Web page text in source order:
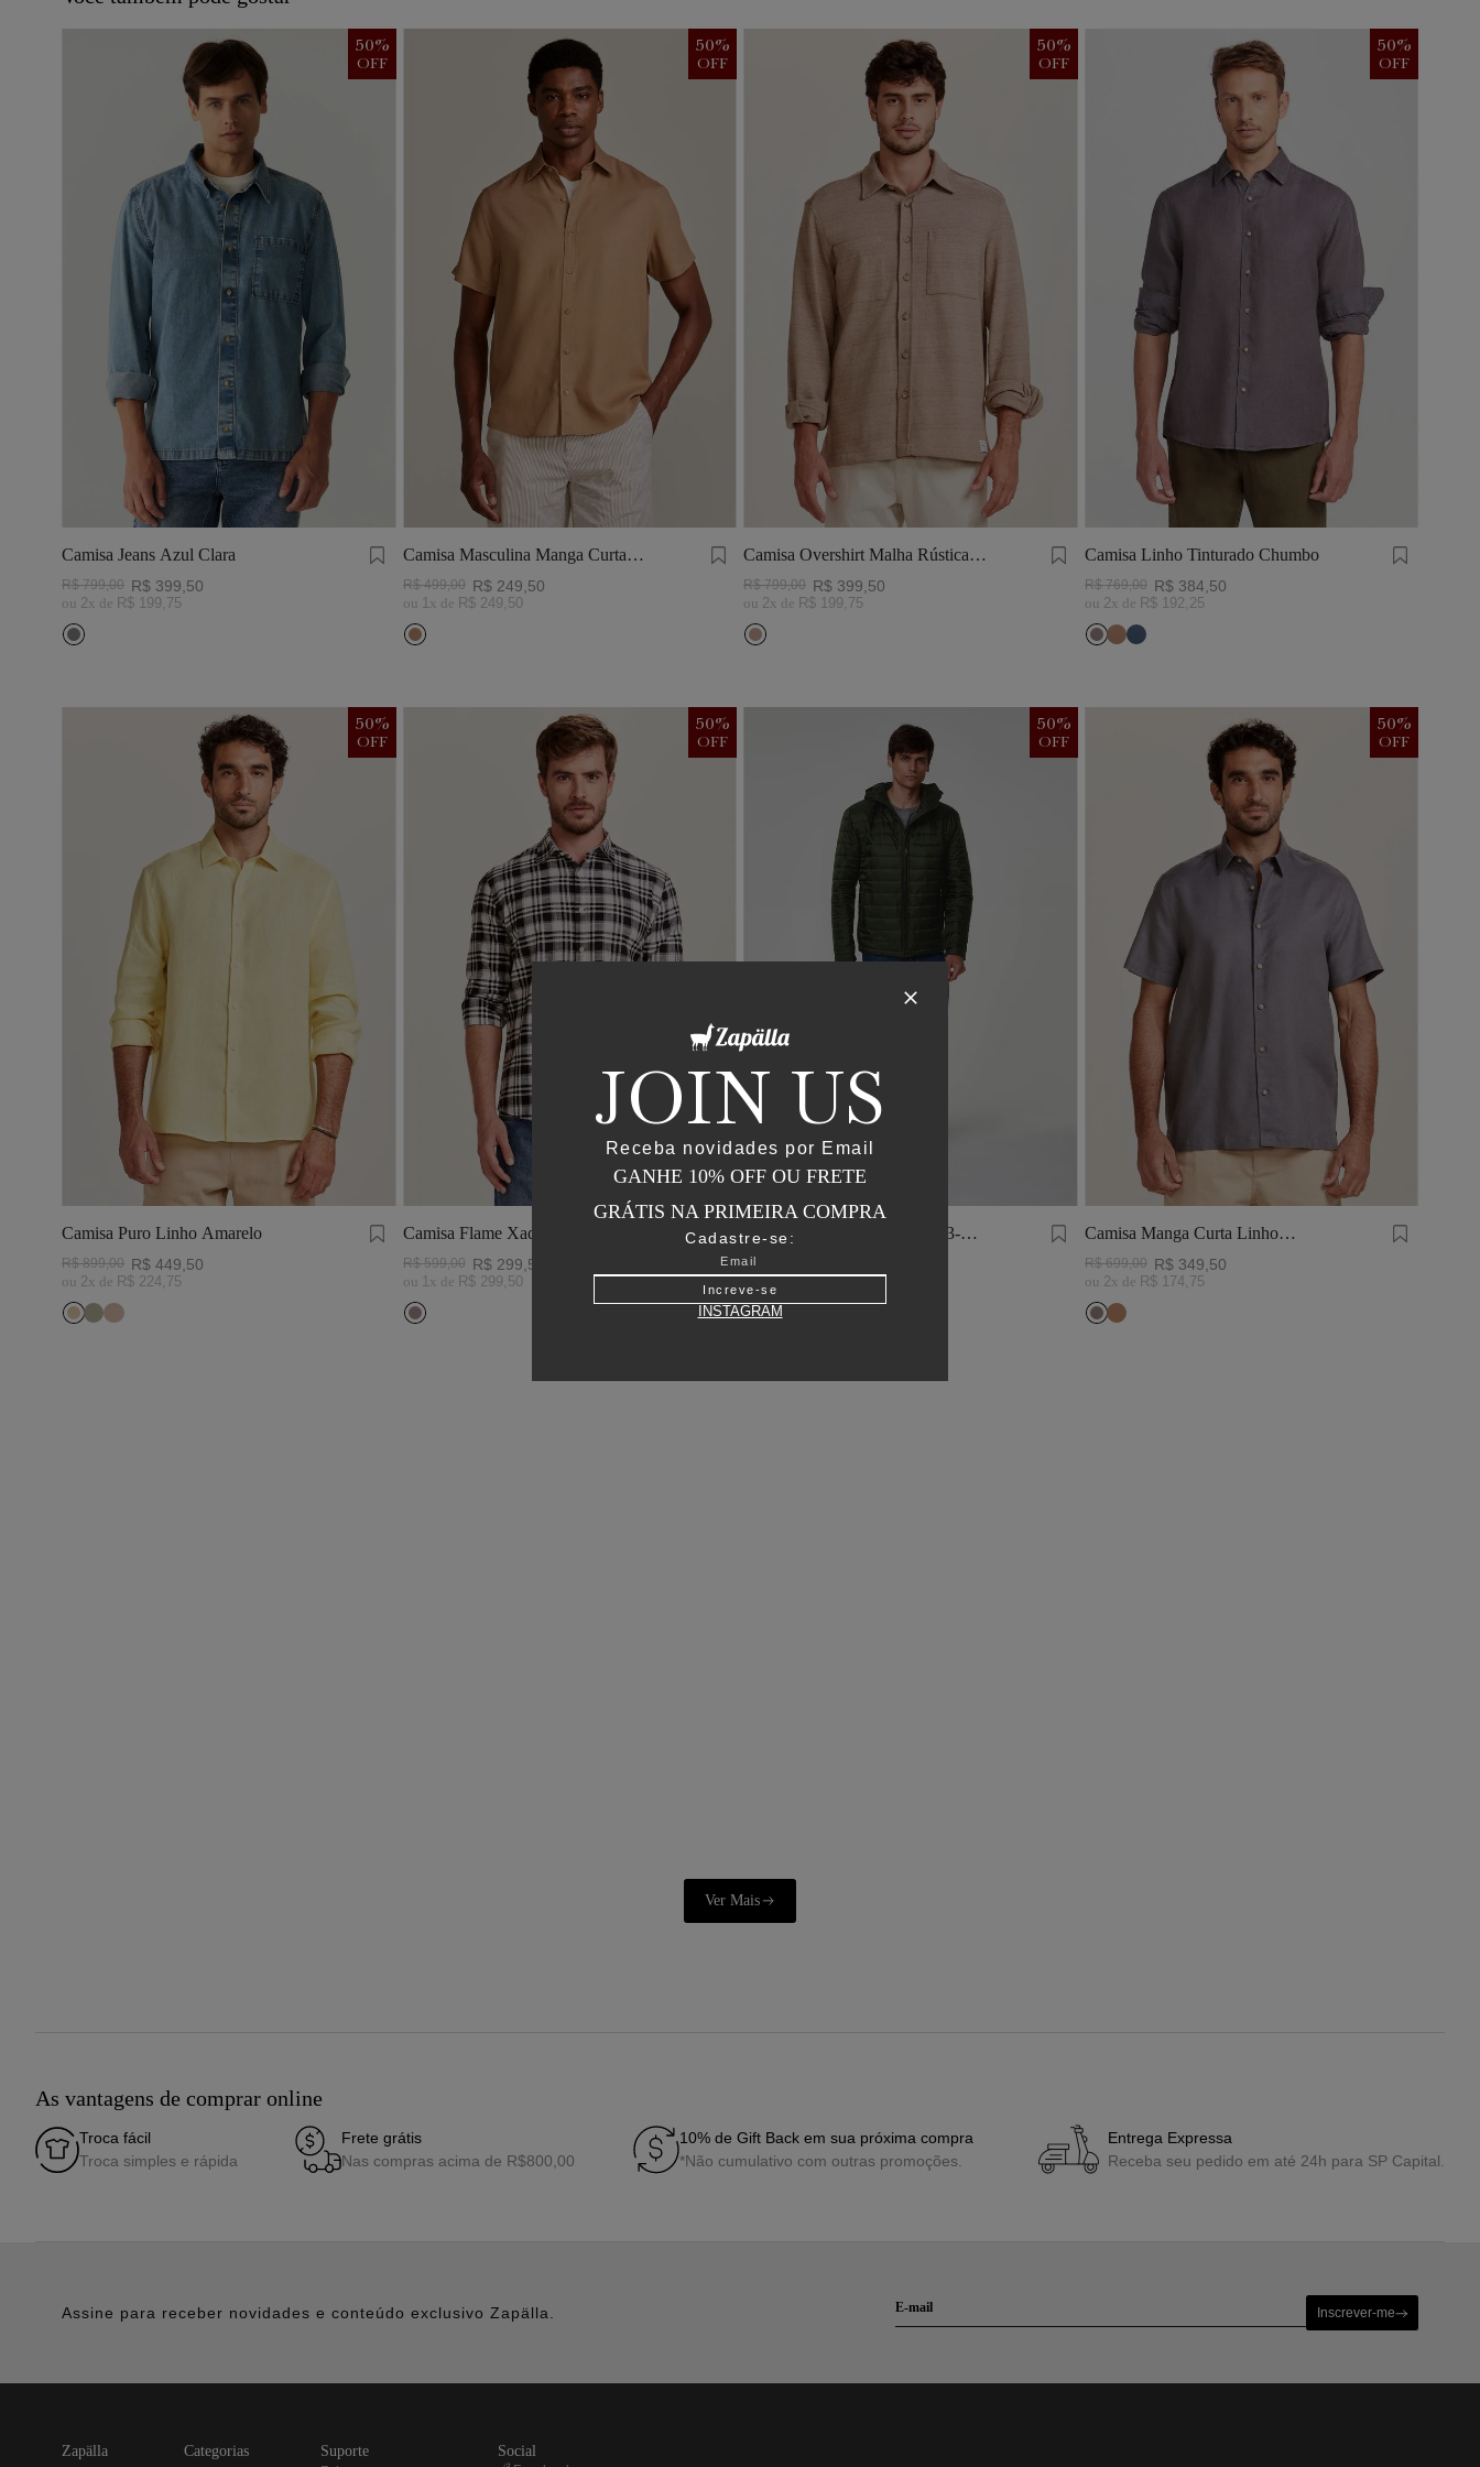
Camisa Jeans Azul Clara
50%
OFF
R$ 799,00 R$ 399 50
ou 2x de R$ 199 75
Camisa Masculina Manga Curta
Visco Linho
50%
OFF
R$ 499,00 R$ 249 50
ou 1 x de R$ 249 50
Camisa Overshirt Malha Rústica
Khaki
50%
OFF
R$ 799,00 R$ 399 50
ou 2x de R$ 199 75
Camisa Linho Tinturado Chumbo
50%
OFF
R$ 769,00 R$ 384 50
ou 2x de R$ 192 25
Camisa Puro Linho Amarelo
50%
OFF
R$ 899,00 R$ 449 50
ou 2x de R$ 224 75
Camisa Flame Xadrez - I23-
50%
OFF
R$ 599,00 R$ 299 50
ou x de R$ 299 50
Jaqueta Matelasse Capuz - I23-
Verde Oliva
50%
OFF
R$
ou6x deR$ 241,25
Camisa Manga Curta Linho
50%
OFF
R$ 699,00 R$ 349 50
ou 2x de R$ 174, 75
As vantagens de comprar online
Troca fácil
Troca simples e rápida
Frete grátis
Nas compras acima de R$800,00
10% de Gift Back em sua próxima compra
*Não cumulativo com outras promoções.
Entrega Expressa
Receba seu pedido em até 24h para SP Capital.
Assine para receber novidades e conteúdo exclusivo Zapälla. Inscrever-me
zapälla categorias suporte social
JOIN US
Receba novidades por Email
GANHE 10% OFF OU FRETE
GRÁTIS NA PRIMEIRA COMPRA
Cadastre-se:
Increve-se
INSTAGRAM